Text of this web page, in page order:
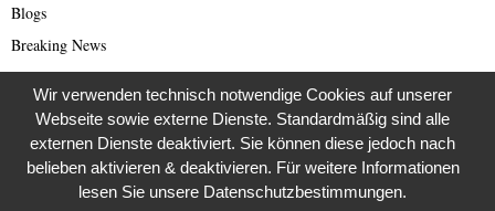
Blogs
Breaking News
Brexit
Bücher
Bundestagswahl 2021
Business
Business & Wirtschaft
Wir verwenden technisch notwendige Cookies auf unserer
Webseite sowie externe Dienste. Standardmäßig sind alle
externen Dienste deaktiviert. Sie können diese jedoch nach
belieben aktivieren & deaktivieren. Für weitere Informationen
lesen Sie unsere Datenschutzbestimmungen.